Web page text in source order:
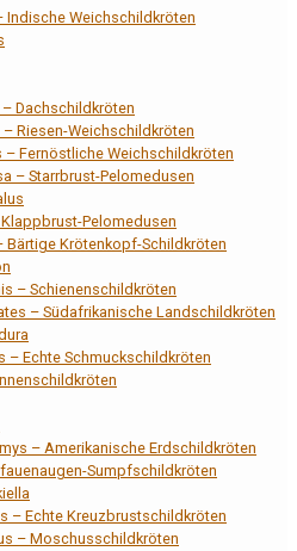
Indische Weichschildkröten
Dachschildkröten
Riesen-Weichschildkröten
– Fernöstliche Weichschildkröten
– Starrbrust-Pelomedusen
Pelomedusen
Bärtige Krötenkopf-Schildkröten
– Schienenschildkröten
– Südafrikanische Landschildkröten
– Echte Schmuckschildkröten
– Amerikanische Erdschildkröten
Sumpfschildkröten
– Echte Kreuzbrustschildkröten
– Moschusschildkröten